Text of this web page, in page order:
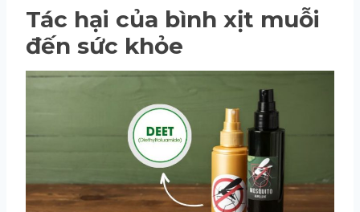
Tác hại của bình xịt muỗi
đến sức khỏe